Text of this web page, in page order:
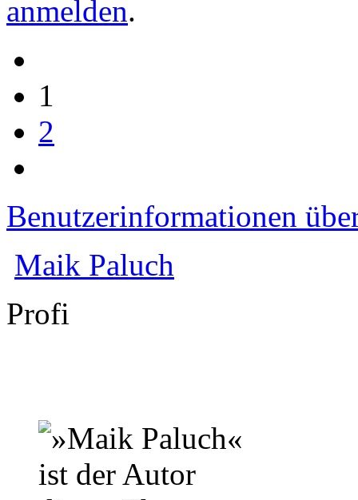
anmelden.
1
2
Benutzerinformationen
Maik Paluch
Profi